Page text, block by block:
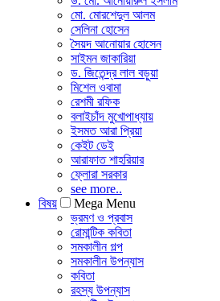
মো. মোরশেদুল আলম
সেলিনা হোসেন
সৈয়দ আনোয়ার হোসেন
সাইমন জাকারিয়া
ড. জিতেন্দ্র লাল বড়ুয়া
মিশেল ওবামা
রেশমী রফিক
বলাইচাঁদ মুখোপাধ্যায়
ইসমত আরা প্রিয়া
কেইট ডেই
আরাফাত শাহরিয়ার
ফ্লোরা সরকার
see more..
বিষয়
Mega Menu
ভ্রমণ ও প্রবাস
রোমান্টিক কবিতা
সমকালীন গল্প
সমকালীন উপন্যাস
কবিতা
রহস্য উপন্যাস